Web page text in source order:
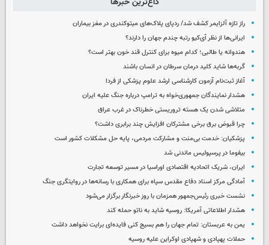
راز تازه آلزایمر کشف شد/ ردپای پلاک‌های میتوکندری در مغز بیماران
ایرانی‌ها از نظر آی‌کیو رتبه چندم جهان را دارند؟
هندوانه یا طالبی؛ کدام‌ میوه برای کنترل قند خون بهتر است؟
گربه‌ها شاید کلید درمان سرطان در انسان باشند
آغاز ثبت‌نام‌ آزمون کارشناسی ارشد علوم پزشکی از فردا
هشدار نمایندگان جمهوری‌خواه به ترامپ درباره جنگ علیه ایران
متلاشی شدن یک هسته تروریستی خطرناک در غرب عراق
چرا قبوض برق برخی مشترکان افزایش چند برابری داشت؟
پزشکیان: خدمت بی‌منت و مشارکت مردمی، پایه حل مشکلات کشور است
بیفوما در پرسپولیس ماندنی شد
ایران، شریک اتحادیه اقتصادی اوراسیا در مسیر توسعه تجارت
آمادگی مرکز اسناد دفاع مقدس سپاه برای همکاری با رسانه‌ها در روایتگری جنگ
نشست خبری رئیس‌جمهور همزمان با روز خبرنگار برگزار می‌شود
هشدار اطلاعاتی آمریکا: روسیه شاید به ناتو حمله کند
یمن به عربستان: تمام جهان را هم بسیج کنی فایده‌ای برایت نخواهد داشت
حملات پهپادی و شهپادی اوکراین علیه روسیه